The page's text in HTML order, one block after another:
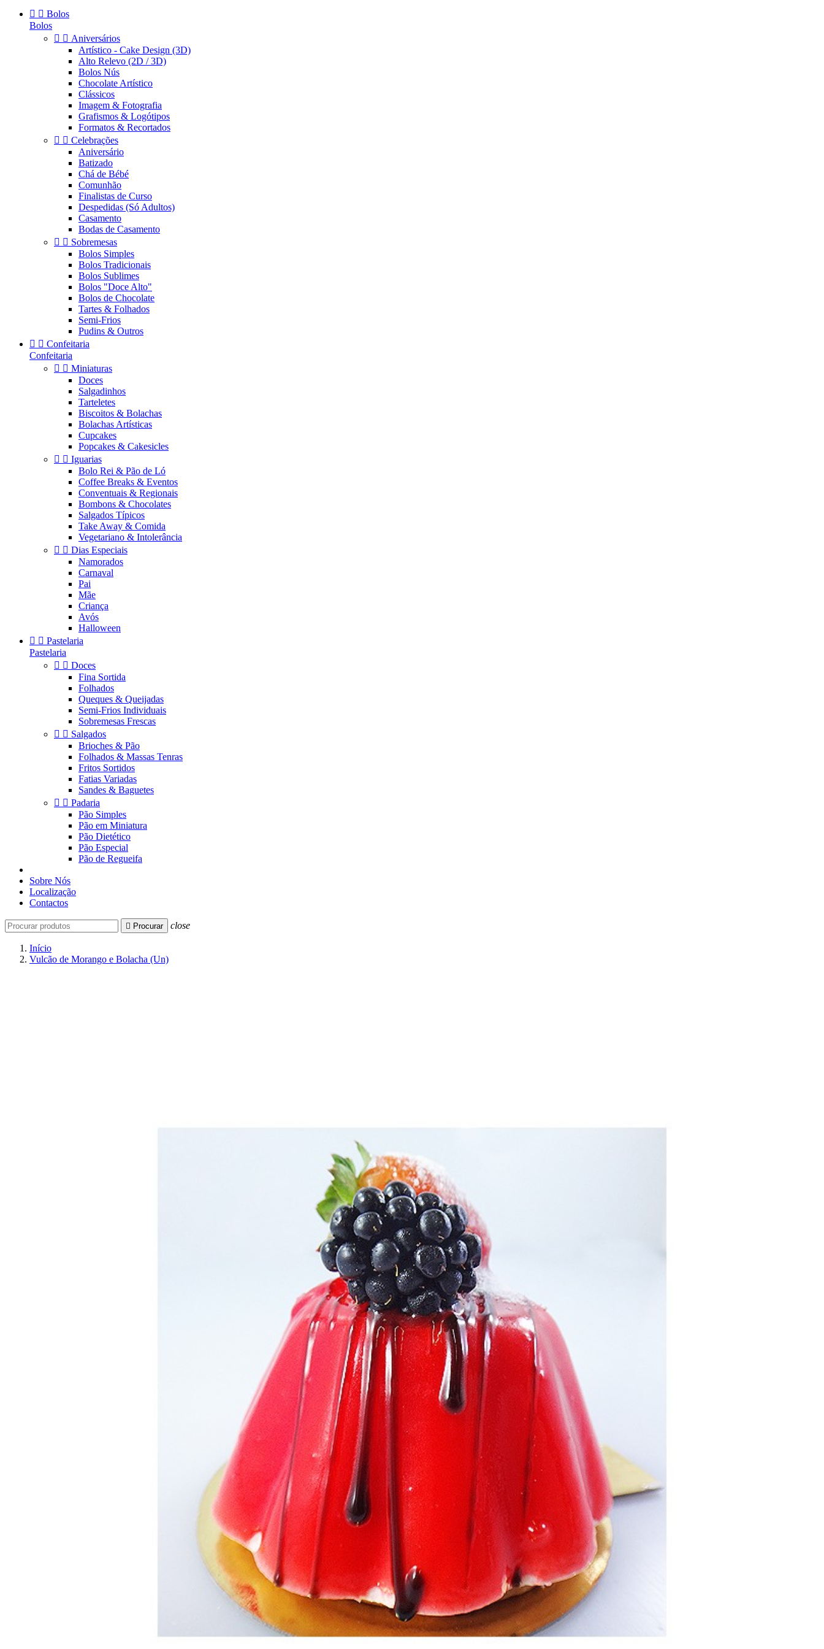
  Bolos
Bolos
  Aniversários
Artístico - Cake Design (3D)
Alto Relevo (2D / 3D)
Bolos Nús
Chocolate Artístico
Clássicos
Imagem & Fotografia
Grafismos & Logótipos
Formatos & Recortados
  Celebrações
Aniversário
Batizado
Chá de Bébé
Comunhão
Finalistas de Curso
Despedidas (Só Adultos)
Casamento
Bodas de Casamento
  Sobremesas
Bolos Simples
Bolos Tradicionais
Bolos Sublimes
Bolos "Doce Alto"
Bolos de Chocolate
Tartes & Folhados
Semi-Frios
Pudins & Outros
  Confeitaria
Confeitaria
  Miniaturas
Doces
Salgadinhos
Tarteletes
Biscoitos & Bolachas
Bolachas Artísticas
Cupcakes
Popcakes & Cakesicles
  Iguarias
Bolo Rei & Pão de Ló
Coffee Breaks & Eventos
Conventuais & Regionais
Bombons & Chocolates
Salgados Típicos
Take Away & Comida
Vegetariano & Intolerância
  Dias Especiais
Namorados
Carnaval
Pai
Mãe
Criança
Avós
Halloween
  Pastelaria
Pastelaria
  Doces
Fina Sortida
Folhados
Queques & Queijadas
Semi-Frios Individuais
Sobremesas Frescas
  Salgados
Brioches & Pão
Folhados & Massas Tenras
Fritos Sortidos
Fatias Variadas
Sandes & Baguetes
  Padaria
Pão Simples
Pão em Miniatura
Pão Dietético
Pão Especial
Pão de Regueifa
Sobre Nós
Localização
Contactos
 Procurar close
Início
Vulcão de Morango e Bolacha (Un)